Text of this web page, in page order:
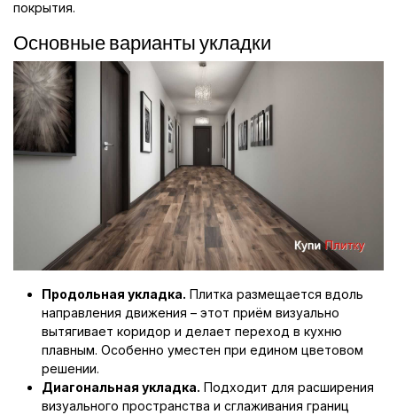
покрытия.
Основные варианты укладки
Продольная укладка. Плитка размещается вдоль
направления движения – этот приём визуально
вытягивает коридор и делает переход в кухню
плавным. Особенно уместен при едином цветовом
решении.
Диагональная укладка. Подходит для расширения
визуального пространства и сглаживания границ